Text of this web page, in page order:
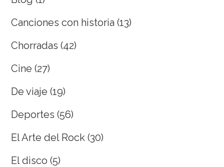
Canciones con historia (13)
Chorradas (42)
Cine (27)
De viaje (19)
Deportes (56)
El Arte del Rock (30)
El disco (5)